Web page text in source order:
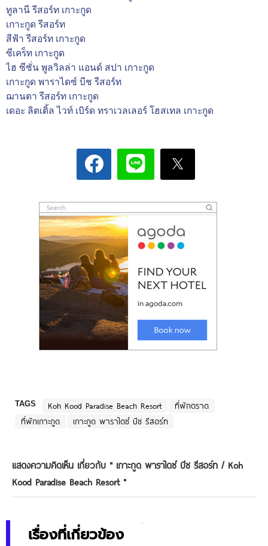
ทูลานี รีสอร์ท เกาะกูด
เกาะกูด รีสอร์ท
สีฟ้า รีสอร์ท เกาะกูด
ซีเคร็ท เกาะกูด
ไฮ ซีซั่น พูลวิลล่า แอนด์ สปา เกาะกูด
เกาะกูด พาราไดซ์ บีช รีสอร์ท
ฌานตา รีสอร์ท เกาะกูด
เดอะ ลิตเติ้ล ไวท์ เบิร์ด ทราเวลเลอร์ โฮสเทล เกาะกูด
TAGS Koh Kood Paradise Beach Resort
ที่พักตราด
ที่พักเกาะกูด
เกาะกูด พาราไดซ์ บีช รีสอร์ท
แสดงความคิดเห็น เกี่ยวกับ " เกาะกูด พาราไดซ์ บีช รีสอร์ท / Koh
Kood Paradise Beach Resort"
เรื่องที่เกี่ยวข้อง